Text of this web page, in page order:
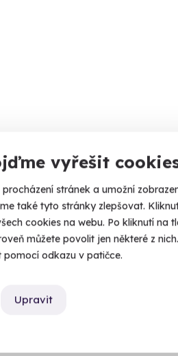
vyřešit
stránek a umožní
také tyto stránky zlepšovat.
cookies na webu. Po kliknutí na
můžete povolit jen některé z
odkazu v patičce.
Upravit